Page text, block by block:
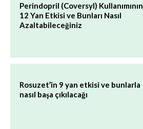
Perindopril (Coversyl) Kullanımının
12 Yan Etkisi ve Bunları Nasıl
Azaltabileceğiniz
Rosuzet’in 9 yan etkisi ve bunlarla
nasıl başa çıkılacağı